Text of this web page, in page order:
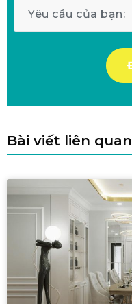
Bài viết liên quan